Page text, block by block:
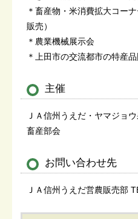
＊畜産物・米消費拡大コー
販売）
＊農業機械展示会
＊上田市の交流都市の特産
主催
ＪＡ信州うえだ・ヤマジョ
畜産部会
お問い合わせ先
ＪＡ信州うえだ営農販売部